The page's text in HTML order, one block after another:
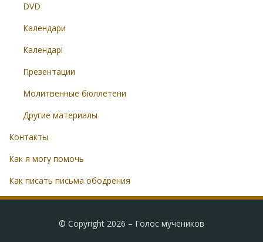
DVD
Календари
Календарі
Презентации
Молитвенные бюллетени
Другие материалы
Контакты
Как я могу помочь
Как писать письма ободрения
© Copyright 2026 – Голос мучеников